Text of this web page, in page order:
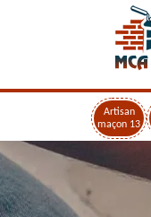
Artisan
maçon 13